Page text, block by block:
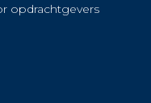
opdrachtgevers